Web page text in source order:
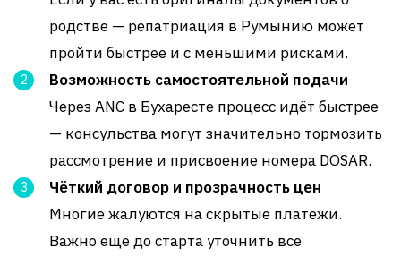
родстве — репатриация в Румынию может
пройти быстрее и с меньшими рисками.
Возможность самостоятельной подачи
Через ANC в Бухаресте процесс идёт быстрее
— консульства могут значительно тормозить
рассмотрение и присвоение номера DOSAR.
Чёткий договор и прозрачность цен
Многие жалуются на скрытые платежи.
Важно ещё до старта уточнить все